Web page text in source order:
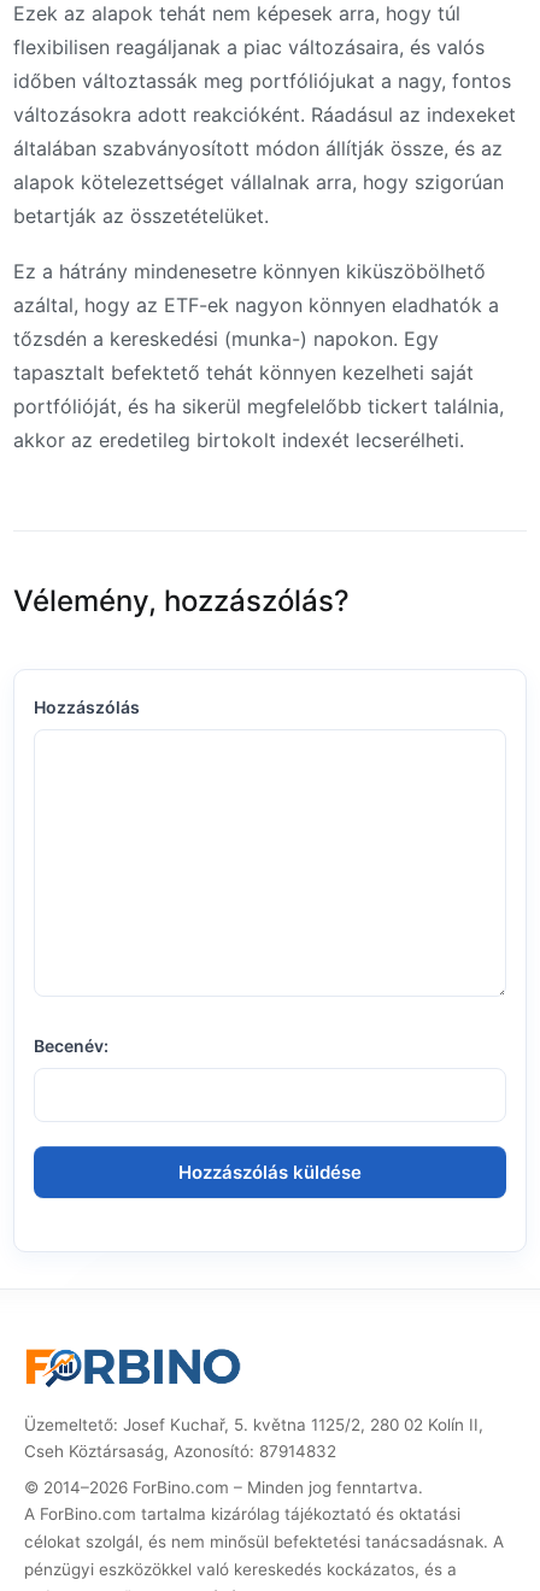
Ezek az alapok tehát nem képesek arra, hogy túl
flexibilisen reagáljanak a piac változásaira, és valós
időben változtassák meg portfóliójukat a nagy, fontos
változásokra adott reakcióként. Ráadásul az indexeket
általában szabványosított módon állítják össze, és az
alapok kötelezettséget vállalnak arra, hogy szigorúan
betartják az összetételüket.
Ez a hátrány mindenesetre könnyen kiküszöbölhető
azáltal, hogy az ETF-ek nagyon könnyen eladhatók a
tőzsdén a kereskedési (munka-) napokon. Egy
tapasztalt befektető tehát könnyen kezelheti saját
portfólióját, és ha sikerül megfelelőbb tickert találnia,
akkor az eredetileg birtokolt indexét lecserélheti.
Vélemény, hozzászólás?
Hozzászólás
Becenév:
Üzemeltető: Josef Kuchař, 5. května 1125/2, 280 02 Kolín II,
Cseh Köztársaság, Azonosító: 87914832
© 2014–2026 ForBino.com – Minden jog fenntartva.
A ForBino.com tartalma kizárólag tájékoztató és oktatási
célokat szolgál, és nem minősül befektetési tanácsadásnak. A
pénzügyi eszközökkel való kereskedés kockázatos, és a